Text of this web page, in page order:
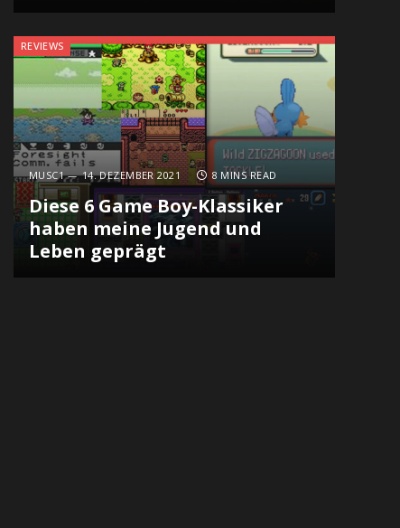
REVIEWS
MUSC1 14. DEZEMBER 2021 8 MINS READ
Diese 6 Game Boy-Klassiker
haben meine Jugend und
Leben geprägt